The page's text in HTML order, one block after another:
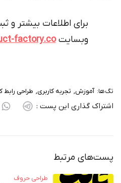
برای اطلاعات بیشتر و
وبسایتfactory.co
تگ‌ها: آموزش تجربه کاربری طراحی رابط
اشتراک گذاری این پست :
پست‌های مرتبط
طراحی حروف